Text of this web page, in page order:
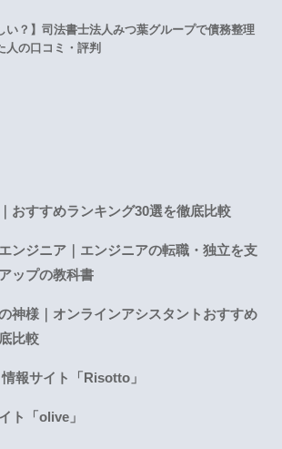
い？】司法書士法人みつ葉グループで債務整理
人の口コミ・評判
おすすめランキング30選を徹底比較
ンジニア｜エンジニアの転職・独立を支
ップの教科書
神様｜オンラインアシスタントおすすめ
比較
報サイト「Risotto」
ト「olive」